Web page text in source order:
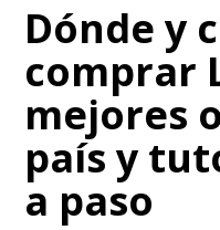
Dónde y
comprar
mejores
país y
a paso